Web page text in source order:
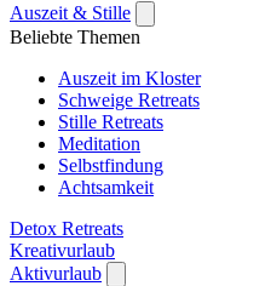
Auszeit & Stille
Beliebte Themen
Auszeit im Kloster
Schweige Retreats
Stille Retreats
Meditation
Selbstfindung
Achtsamkeit
Detox Retreats
Kreativurlaub
Aktivurlaub